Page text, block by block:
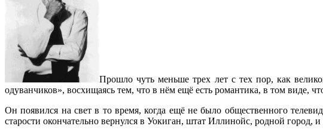
Прошло чуть меньше трех лет с тех пор, как
одуванчиков», восхищаясь тем, что в нём ещё есть романтика, в том виде,
Он появился на свет в то время, когда ещё не было общественного
старости окончательно вернулся в Уокиган, штат Иллинойс, родной город,